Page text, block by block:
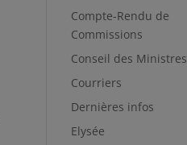
Compte-Rendu de
Commissions
Conseil des Ministres
Courriers
Dernières infos
Elysée